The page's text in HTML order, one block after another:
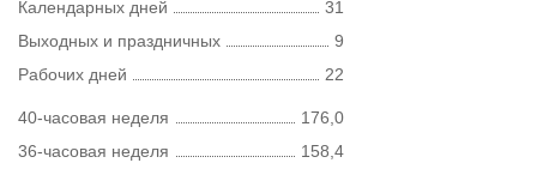
Календарных дней
31
Выходных и праздничных
9
Рабочих дней
22
40-часовая неделя
176,0
36-часовая неделя
158,4